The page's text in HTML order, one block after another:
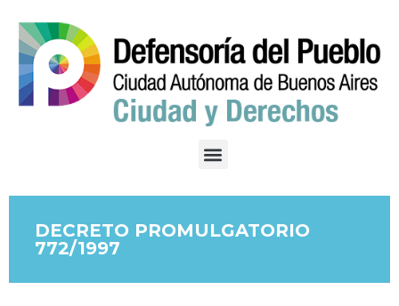
DECRETO PROMULGATORIO
772/1997